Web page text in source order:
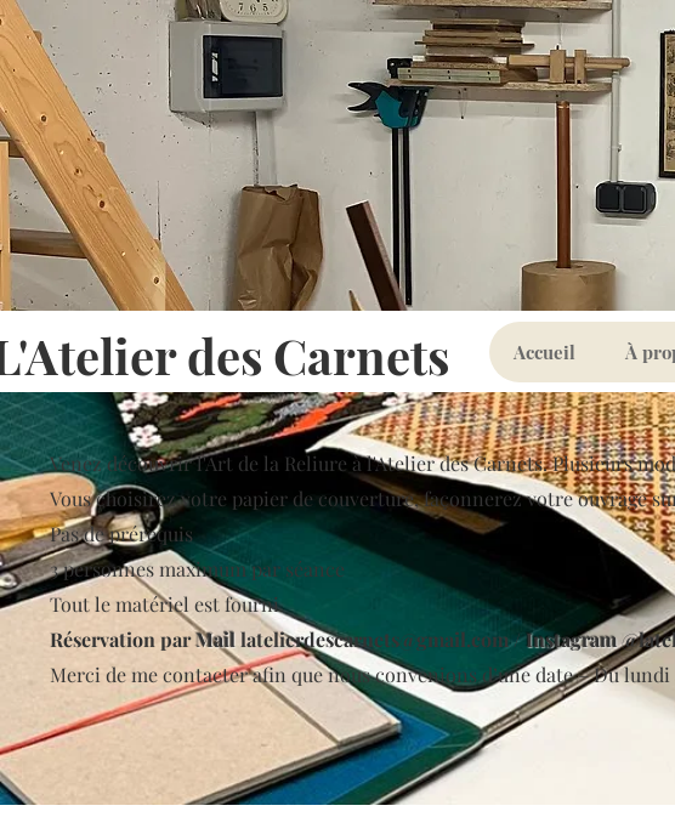
des Carnets Accueil À
Venez découvrir l'Art de la Reliure à l'Atelier des Carnets. Plusieurs
Vous choisirez votre papier de couverture, façonnerez votre ouvrage
Pas de prérequis
3 personnes maximum par séance
Tout le matériel est fourni
Réservation parMaillatelierdescarnets@gmail.com /Instagram
Merci de me contacter afin que nous convenions d’une date – Du